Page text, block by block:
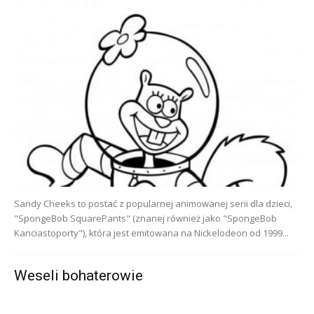
Sandy Cheeks to postać z popularnej animowanej serii dla dzieci,
"SpongeBob SquarePants" (znanej również jako "SpongeBob
Kanciastoporty"), która jest emitowana na Nickelodeon od 1999...
Weseli bohaterowie